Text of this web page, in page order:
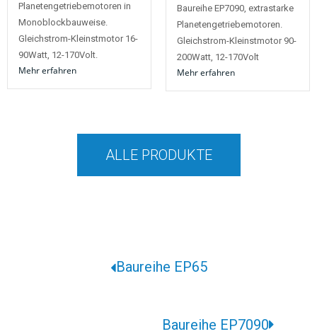
Planetengetriebemotoren in
Monoblockbauweise.
Gleichstrom-Kleinstmotor 16-
90Watt, 12-170Volt.
Mehr erfahren
Baureihe EP7090, extrastarke
Planetengetriebemotoren.
Gleichstrom-Kleinstmotor 90-
200Watt, 12-170Volt
Mehr erfahren
ALLE PRODUKTE
Baureihe EP65
Baureihe EP7090